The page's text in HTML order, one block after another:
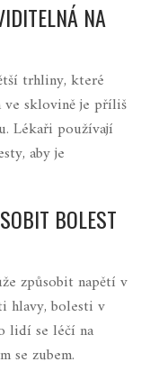
NA
trhliny, které
ve sklovině je příliš
Lékaři používají
aby je
BOLEST
způsobit napětí v
hlavy, bolesti v
lidí se léčí na
se zubem.